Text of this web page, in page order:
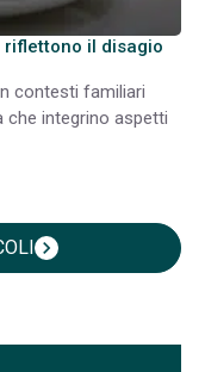
riflettono il disagio
contesti familiari
che integrino aspetti
chevron_right